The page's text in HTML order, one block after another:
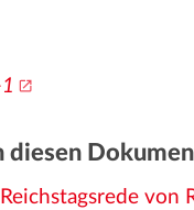
diesen
von